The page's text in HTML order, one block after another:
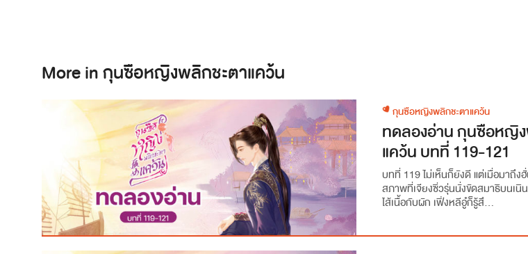
More in กุนซือหญิงพลิกชะตาแคว้น
กุนซือหญิงพลิกชะตาแคว้น
ทดลองอ่าน กุนซือหญิ
แคว้น บทที่ 119-121
บทที่ 119 ไม่เห็นก็ยังดี แต่เมื่อมาถึง
สภาพที่เจียงซิ่วรุ่นนั่งขัดสมาธิบนเนิ
ไส้เนื้อกับผัก เฟิ่งหลีอู๋ก็รู้สึ...